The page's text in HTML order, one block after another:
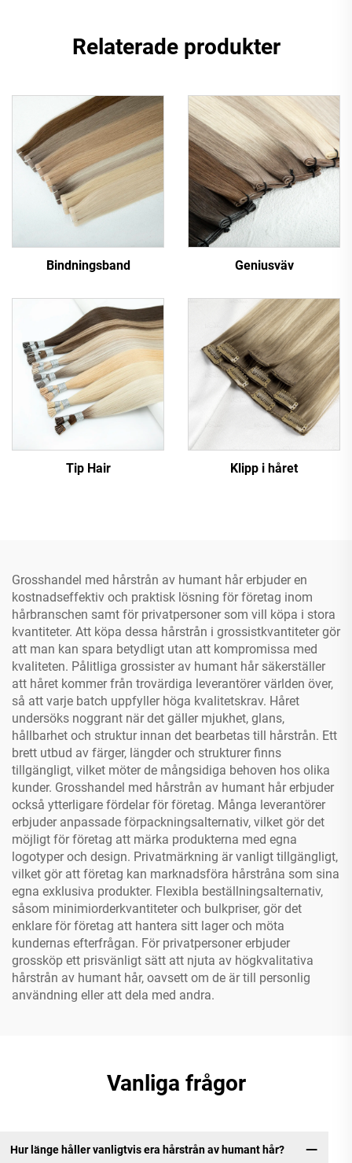
Relaterade produkter
Bindningsband Geniusväv
Tip Hair Klipp i håret
Grosshandel med hårstrån av humant hår erbjuder en
kostnadseffektiv och praktisk lösning för företag inom
hårbranschen samt för privatpersoner som vill köpa i stora
kvantiteter. Att köpa dessa hårstrån i grossistkvantiteter gör
att man kan spara betydligt utan att kompromissa med
kvaliteten. Pålitliga grossister av humant hår säkerställer
att håret kommer från trovärdiga leverantörer världen över,
så att varje batch uppfyller höga kvalitetskrav. Håret
undersöks noggrant när det gäller mjukhet, glans,
hållbarhet och struktur innan det bearbetas till hårstrån. Ett
brett utbud av färger, längder och strukturer finns
tillgängligt, vilket möter de mångsidiga behoven hos olika
kunder. Grosshandel med hårstrån av humant hår erbjuder
också ytterligare fördelar för företag. Många leverantörer
erbjuder anpassade förpackningsalternativ, vilket gör det
möjligt för företag att märka produkterna med egna
logotyper och design. Privatmärkning är vanligt tillgängligt,
vilket gör att företag kan marknadsföra hårstråna som sina
egna exklusiva produkter. Flexibla beställningsalternativ,
såsom minimiorderkvantiteter och bulkpriser, gör det
enklare för företag att hantera sitt lager och möta
kundernas efterfrågan. För privatpersoner erbjuder
grossköp ett prisvänligt sätt att njuta av högkvalitativa
hårstrån av humant hår, oavsett om de är till personlig
användning eller att dela med andra.
Vanliga frågor
Hur länge håller vanligtvis era hårstrån av humant hår?